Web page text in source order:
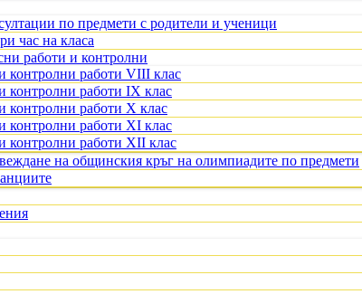
по предмети с родители и ученици
час на класа
работи и контролни
контролни работи VIII клас
контролни работи IX клас
контролни работи X клас
контролни работи XI клас
контролни работи XII клас
на общинския кръг на олимпиадите по предмети